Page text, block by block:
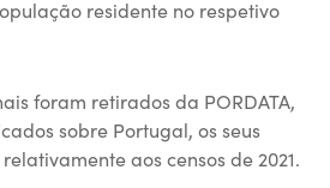
residente no respetivo
foram retirados da PORDATA,
sobre Portugal, os seus
aos censos de 2021.